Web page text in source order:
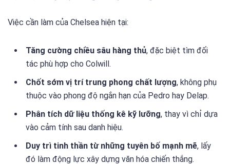
Việc cần làm của Chelsea hiện tại:
Tăng cường chiều sâu hàng thủ, đặc biệt tìm đối
tác phù hợp cho Colwill.
Chốt sớm vị trí trung phong chất lượng, không phụ
thuộc vào phong độ ngắn hạn của Pedro hay Delap.
Phân tích dữ liệu thống kê kỹ lưỡng, thay vì chỉ dựa
vào cảm tính sau danh hiệu.
Duy trì tinh thần từ những tuyên bố mạnh mẽ, lấy
đó làm động lực xây dựng văn hóa chiến thắng.